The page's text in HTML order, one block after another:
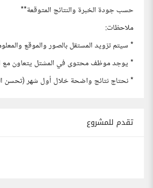
حسب جودة الخبرة والنتائج المتوقعة**
ملاحظات:
* سيتم تزويد المستقل بالصور والموقع
* يوجد موظف محتوى في المشتل يتعاون مع
* نحتاج نتائج واضحة خلال أول شهر (تحسن
تقدم للمشروع